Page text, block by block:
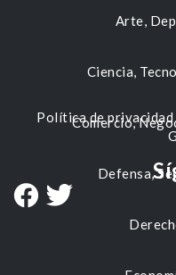
Arte,
Ciencia,
Comercio,
Defensa,
Política de privacidad